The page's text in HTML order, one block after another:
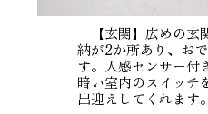
【玄関】広めの玄
納が2か所あり、お
す。人感センサー付
暗い室内のスイッチ
出迎えしてくれます。